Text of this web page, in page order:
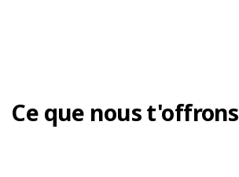
Ce que nous t'offrons